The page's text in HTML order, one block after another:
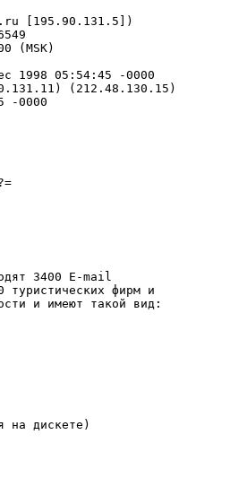
[195.90.131.5])
(MSK)
1998 05:54:45 -0000
(212.48.130.15)
-0000
3400 E-mail
туристических фирм и
и имеют такой вид:
на дискете)